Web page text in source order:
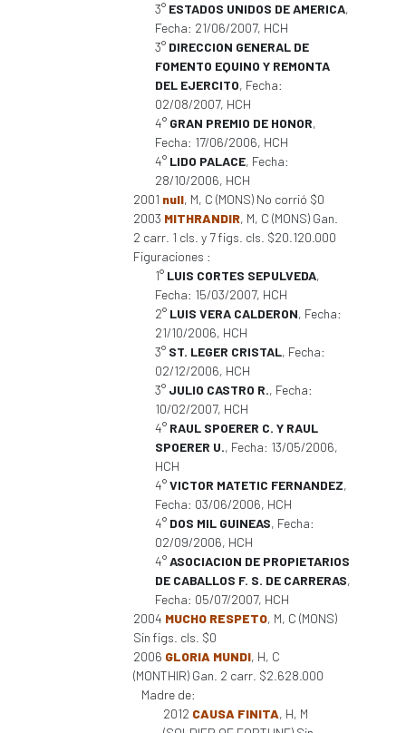
3° ESTADOS UNIDOS DE AMERICA,
Fecha: 21/06/2007, HCH
3° DIRECCION GENERAL DE
FOMENTO EQUINO Y REMONTA
DEL EJERCITO, Fecha:
02/08/2007, HCH
4° GRAN PREMIO DE HONOR,
Fecha: 17/06/2006, HCH
4° LIDO PALACE, Fecha:
28/10/2006, HCH
2001 null, M, C (MONS) No corrió $0
2003 MITHRANDIR, M, C (MONS) Gan.
2 carr. 1 cls. y 7 figs. cls. $20.120.000
Figuraciones :
1° LUIS CORTES SEPULVEDA,
Fecha: 15/03/2007, HCH
2° LUIS VERA CALDERON, Fecha:
21/10/2006, HCH
3° ST. LEGER CRISTAL, Fecha:
02/12/2006, HCH
3° JULIO CASTRO R., Fecha:
10/02/2007, HCH
4° RAUL SPOERER C. Y RAUL
SPOERER U., Fecha: 13/05/2006,
HCH
4°VICTOR MATETIC FERNANDEZ,
Fecha: 03/06/2006, HCH
4° DOS MIL GUINEAS, Fecha:
02/09/2006, HCH
4°ASOCIACION DE PROPIETARIOS
DE CABALLOS F. S. DE CARRERAS,
Fecha: 05/07/2007, HCH
2004 MUCHO RESPETO, M, C (MONS)
Sin figs. cls. $0
2006 GLORIA MUNDI, H, C
(MONTHIR) Gan. 2 carr. $2.628.000
Madre de:
2012 CAUSA FINITA, H, M